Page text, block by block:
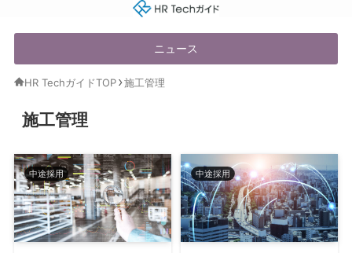
HR Techガイド
ニュース
HR TechガイドTOP 施工管理
施工管理
中途採用 中途採用